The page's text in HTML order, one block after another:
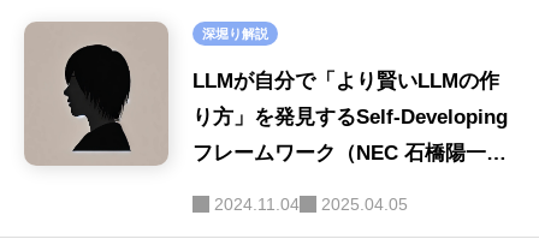
画像生成
音声
LLM-as-a-Judge
深堀り解説
LLMが自分で「より賢いLLMの作
り方」を発見するSelf-Developing
フレームワーク（NEC 石橋陽一
2024.11.04 2025.04.05